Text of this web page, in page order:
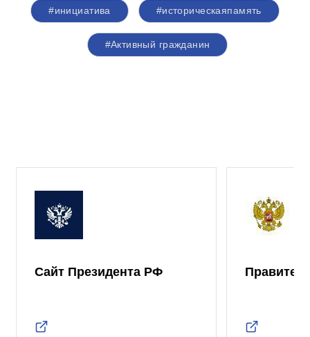
#инициатива #историческаяпамять
#Активный гражданин
Сайт Президента РФ